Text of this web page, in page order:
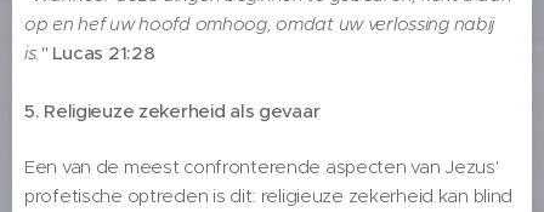
op en hef uw hoofd omhoog, omdat uw verlossing nabij
is." Lucas 21:28
5. Religieuze zekerheid als gevaar
Een van de meest confronterende aspecten van Jezus'
profetische optreden is dit: religieuze zekerheid kan blind